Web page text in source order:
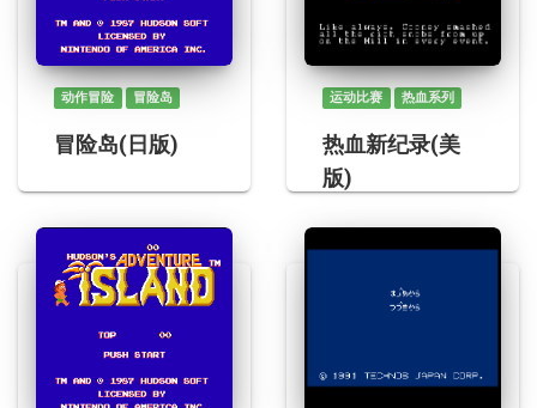
动作冒险 冒险岛
冒险岛(日版)
运动比赛 热血系列
热血新纪录(美
版)